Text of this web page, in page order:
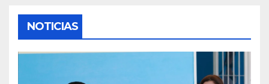
NOTICIAS